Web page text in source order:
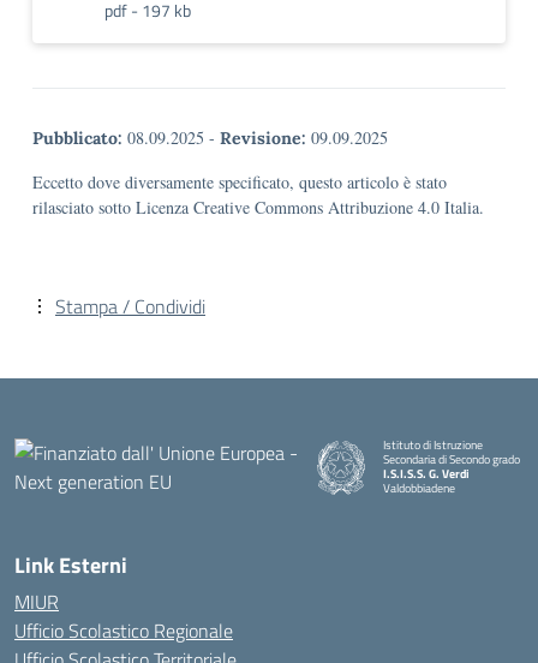
pdf - 197 kb
Pubblicato: 08.09.2025 - Revisione: 09.09.2025
Eccetto dove diversamente specificato, questo articolo è stato
rilasciato sotto Licenza Creative Commons Attribuzione 4.0 Italia.
Stampa / Condividi
Istituto di Istruzione
Secondaria di Secondo grado
I.S.I.S.S. G. Verdi
Valdobbiadene
Link Esterni
MIUR
Ufficio Scolastico Regionale